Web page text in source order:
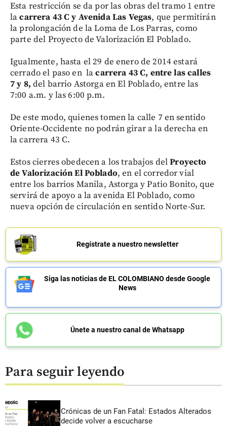
Esta restricción se da por las obras del tramo 1 entre
lacarrera 43 C y Avenida Las Vegas, que permitirán
la prolongación de la Loma de Los Parras, como
parte del Proyecto de Valorización El Poblado.
Igualmente, hasta el 29 de enero de 2014 estará
cerrado el paso en lacarrera 43 C, entre las calles
7 y 8, del barrio Astorga en El Poblado, entre las
7:00 a.m. y las 6:00 p.m.
De este modo, quienes tomen la calle 7 en sentido
Oriente-Occidente no podrán girar a la derecha en
la carrera 43 C.
Estos cierres obedecen a los trabajos delProyecto
de Valorización El Poblado, en el corredor vial
entre los barrios Manila, Astorga y Patio Bonito, que
servirá de apoyo a la avenida El Poblado, como
nueva opción de circulación en sentido Norte-Sur.
Regístrate a nuestro newsletter
Siga las noticias de EL COLOMBIANO desde Google
News
Únete a nuestro canal de Whatsapp
Para seguir leyendo
Crónicas de un Fan Fatal: Estados Alterados
decide volver a escucharse